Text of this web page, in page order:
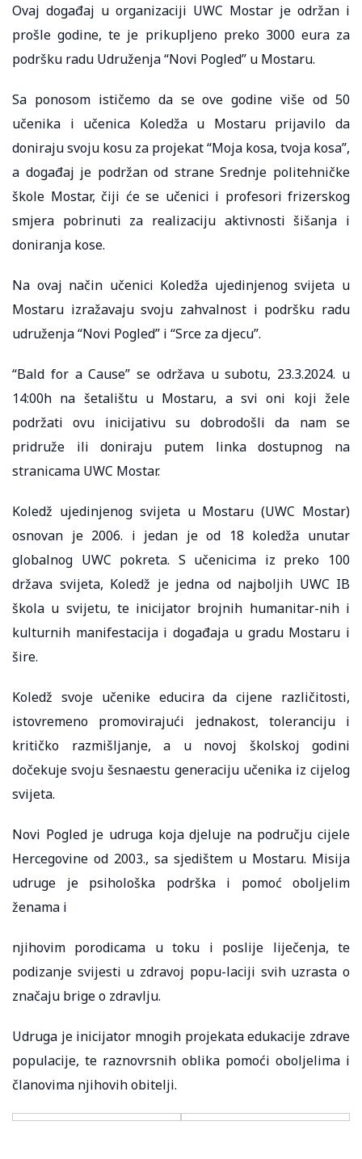
Ovaj događaj u organizaciji UWC Mostar je održan i
prošle godine, te je prikupljeno preko 3000 eura za
podršku radu Udruženja “Novi Pogled” u Mostaru.
Sa ponosom ističemo da se ove godine više od 50
učenika i učenica Koledža u Mostaru prijavilo da
doniraju svoju kosu za projekat “Moja kosa, tvoja kosa”,
a događaj je podržan od strane Srednje politehničke
škole Mostar, čiji će se učenici i profesori frizerskog
smjera pobrinuti za realizaciju aktivnosti šišanja i
doniranja kose.
Na ovaj način učenici Koledža ujedinjenog svijeta u
Mostaru izražavaju svoju zahvalnost i podršku radu
udruženja “Novi Pogled” i “Srce za djecu”.
“Bald for a Cause” se održava u subotu, 23.3.2024. u
14:00h na šetalištu u Mostaru, a svi oni koji žele
podržati ovu inicijativu su dobrodošli da nam se
pridruže ili doniraju putem linka dostupnog na
stranicama UWC Mostar.
Koledž ujedinjenog svijeta u Mostaru (UWC Mostar)
osnovan je 2006. i jedan je od 18 koledža unutar
globalnog UWC pokreta. S učenicima iz preko 100
država svijeta, Koledž je jedna od najboljih UWC IB
škola u svijetu, te inicijator brojnih humanitar-nih i
kulturnih manifestacija i događaja u gradu Mostaru i
šire.
Koledž svoje učenike educira da cijene različitosti,
istovremeno promovirajući jednakost, toleranciju i
kritičko razmišljanje, a u novoj školskoj godini
dočekuje svoju šesnaestu generaciju učenika iz cijelog
svijeta.
Novi Pogled je udruga koja djeluje na području cijele
Hercegovine od 2003., sa sjedištem u Mostaru. Misija
udruge je psihološka podrška i pomoć oboljelim
ženama i
njihovim porodicama u toku i poslije liječenja, te
podizanje svijesti u zdravoj popu-laciji svih uzrasta o
značaju brige o zdravlju.
Udruga je inicijator mnogih projekata edukacije zdrave
populacije, te raznovrsnih oblika pomoći oboljelima i
članovima njihovih obitelji.